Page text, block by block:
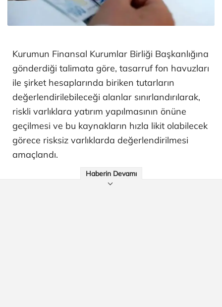
Kurumun Finansal Kurumlar Birliği Başkanlığına
gönderdiği talimata göre, tasarruf fon havuzları
ile şirket hesaplarında biriken tutarların
değerlendirilebileceği alanlar sınırlandırılarak,
riskli varlıklara yatırım yapılmasının önüne
geçilmesi ve bu kaynakların hızla likit olabilecek
görece risksiz varlıklarda değerlendirilmesi
amaçlandı.
Haberin Devamı